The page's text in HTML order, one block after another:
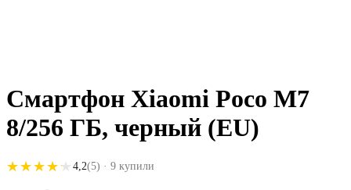
Смартфон Xiaomi Poco M7
8/256 ГБ, черный (EU)
★★★★★
★★★★★ 4,2(5) · 9 купили